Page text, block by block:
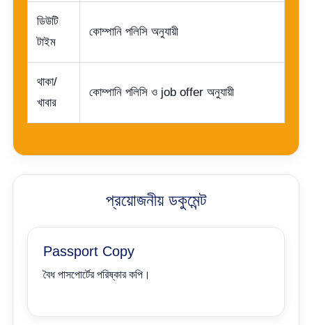
ডিউটি
টাইম
কোম্পানি পলিসি অনুযায়ী
থাকা/
খাবার
কোম্পানি পলিসি ও job offer অনুযায়ী
প্রয়োজনীয় ডকুমেন্ট
Passport Copy
বৈধ পাসপোর্টের পরিষ্কার কপি।